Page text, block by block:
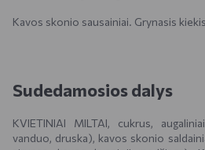
Kavos skonio sausainiai. Grynasis
Sudedamosios dalys
KVIETINIAI MILTAI, cukrus,
vanduo, druska), kavos skonio